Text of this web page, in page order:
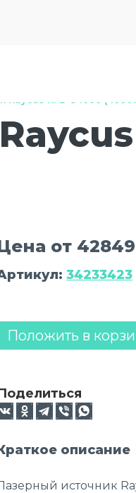
от
34233423
Положить в
описание
источник